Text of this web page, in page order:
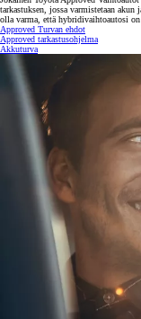
tarkastuksen, jossa varmistetaan
olla varma, että hybridivaihtoautosi
Approved Turvan ehdot
Approved tarkastusohjelma
Akkuturva